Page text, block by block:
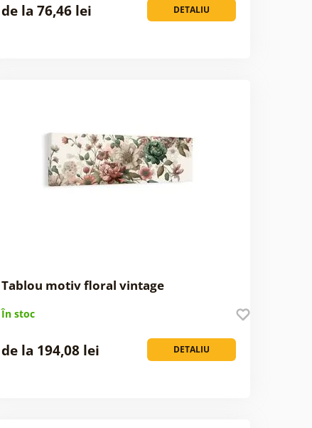
DETALIU
de la 76,46 lei
Tablou motiv floral vintage
În stoc
DETALIU
de la 194,08 lei